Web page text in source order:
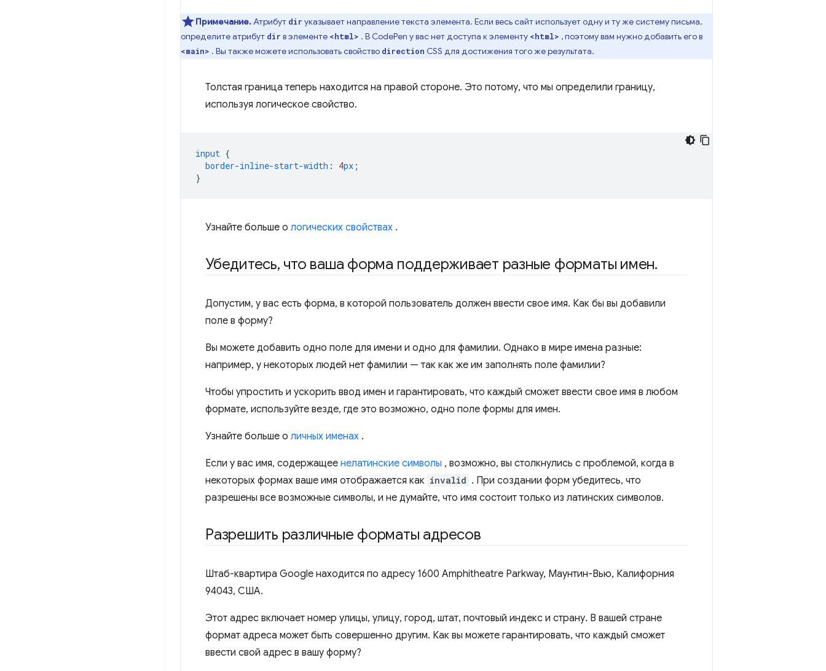
Примечание.Атрибут dir указывает направление текста элемента. Если весь сайт использует одну и ту же систему письма,
определите атрибут dir в элементе <html> . В CodePen у вас нет доступа к элементу <html> , поэтому вам нужно добавить его в
<main> . Вы также можете использовать свойство direction CSS для достижения того же результата.
Толстая граница теперь находится на правой стороне. Это потому, что мы определили границу,
используя логическое свойство.
input {
border-inline-start-width : 4px ;
}
Узнайте больше о логических свойствах .
Убедитесь, что ваша форма поддерживает разные форматы имен.
Допустим, у вас есть форма, в которой пользователь должен ввести свое имя. Как бы вы добавили
поле в форму?
Вы можете добавить одно поле для имени и одно для фамилии. Однако в мире имена разные:
например, у некоторых людей нет фамилии — так как же им заполнять поле фамилии?
Чтобы упростить и ускорить ввод имен и гарантировать, что каждый сможет ввести свое имя в любом
формате, используйте везде, где это возможно, одно поле формы для имен.
Узнайте больше о личных именах .
Если у вас имя, содержащее нелатинские символы , возможно, вы столкнулись с проблемой, когда в
некоторых формах ваше имя отображается как invalid . При создании форм убедитесь, что
разрешены все возможные символы, и не думайте, что имя состоит только из латинских символов.
Разрешить различные форматы адресов
Штаб-квартира Google находится по адресу 1600 Amphitheatre Parkway, Маунтин-Вью, Калифорния
94043, США.
Этот адрес включает номер улицы, улицу, город, штат, почтовый индекс и страну. В вашей стране
формат адреса может быть совершенно другим. Как вы можете гарантировать, что каждый сможет
ввести свой адрес в вашу форму?